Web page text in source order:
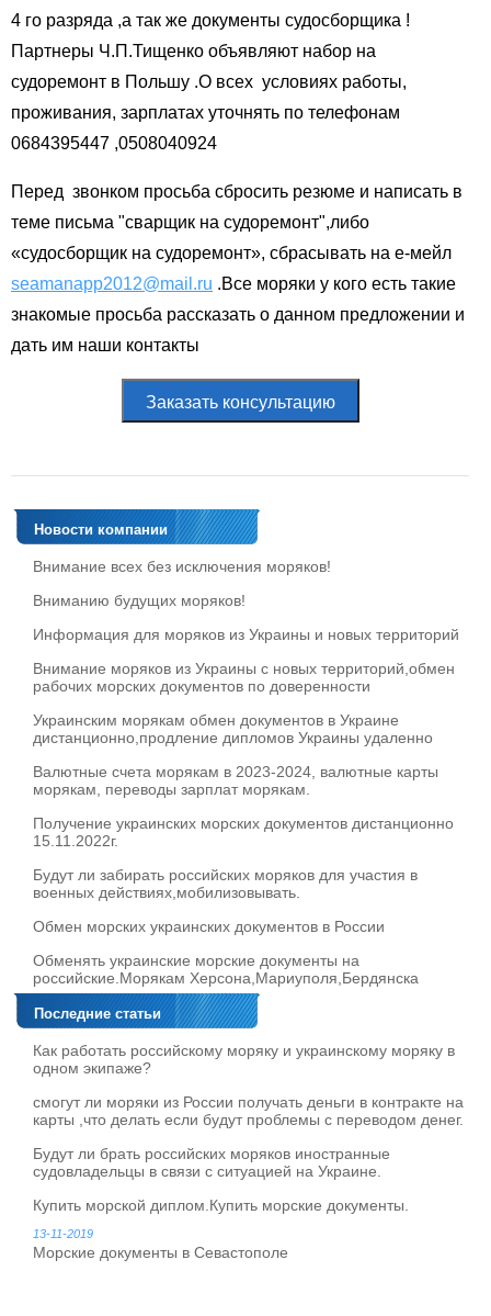
4 го разряда ,а так же документы судосборщика !
Партнеры Ч.П.Тищенко объявляют набор на
судоремонт в Польшу .О всех условиях работы,
проживания, зарплатах уточнять по телефонам
0684395447 ,0508040924
Перед звонком просьба сбросить резюме и написать в
теме письма "сварщик на судоремонт",либо
«судосборщик на судоремонт», сбрасывать на е-мейл
seamanapp2012@mail.ru .Все моряки у кого есть такие
знакомые просьба рассказать о данном предложении и
дать им наши контакты
Заказать консультацию
Новости компании
Внимание всех без исключения моряков!
Вниманию будущих моряков!
Информация для моряков из Украины и новых территорий
Внимание моряков из Украины с новых территорий,обмен
рабочих морских документов по доверенности
Украинским морякам обмен документов в Украине
дистанционно,продление дипломов Украины удаленно
Валютные счета морякам в 2023-2024, валютные карты
морякам, переводы зарплат морякам.
Получение украинских морских документов дистанционно
15.11.2022г.
Будут ли забирать российских моряков для участия в
военных действиях,мобилизовывать.
Обмен морских украинских документов в России
Обменять украинские морские документы на
российские.Морякам Херсона,Мариуполя,Бердянска
Последние статьи
Как работать российскому моряку и украинскому моряку в
одном экипаже?
смогут ли моряки из России получать деньги в контракте на
карты ,что делать если будут проблемы с переводом денег.
Будут ли брать российских моряков иностранные
судовладельцы в связи с ситуацией на Украине.
Купить морской диплом.Купить морские документы.
13-11-2019
Морские документы в Севастополе